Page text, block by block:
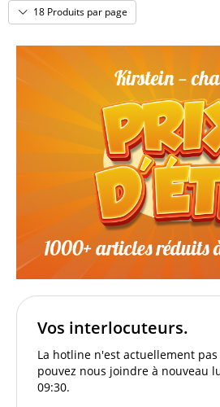
18 Produits par page
Vos interlocuteurs.
La hotline n'est actuellement pas
pouvez nous joindre à nouveau
09:30.